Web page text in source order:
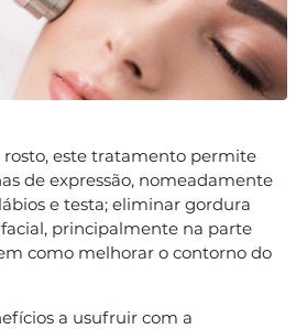
este tratamento permite
de expressão, nomeadamente
e testa; eliminar gordura
principalmente na parte
como melhorar o contorno do
a usufruir com a